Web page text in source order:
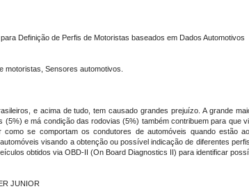
Definição de Perfis de Motoristas baseados em Dados Automotivos
motoristas, Sensores automotivos.
e acima de tudo, tem causado grandes prejuízo. A grande
(5%) e má condição das rodovias (5%) também contribuem para
se comportam os condutores de automóveis quando estão
visando a obtenção ou possível indicação de diferentes
obtidos via OBD-II (On Board Diagnostics II) para identificar
JUNIOR